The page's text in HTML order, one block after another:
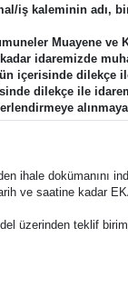
iş kaleminin adı,
Muayene ve
idaremizde
içerisinde dilekçe
dilekçe ile
ihale dokümanını
ve saatine kadar
üzerinden teklif